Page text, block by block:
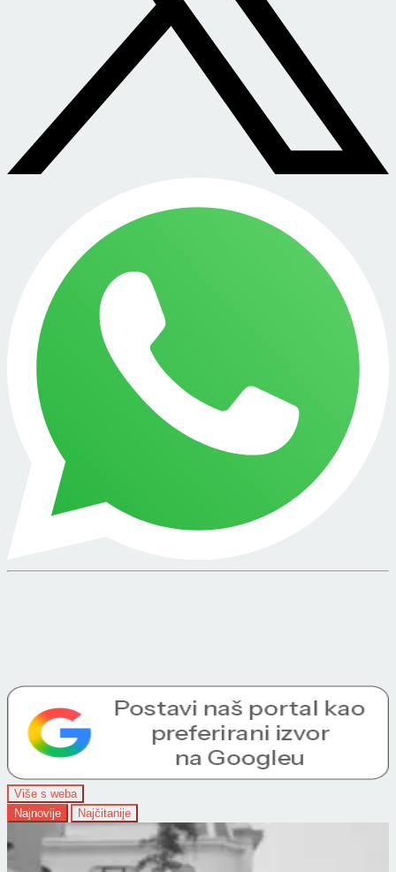
Više s weba
Najnovije
Najčitanije